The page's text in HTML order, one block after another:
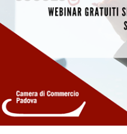
Prenota
zione
on line